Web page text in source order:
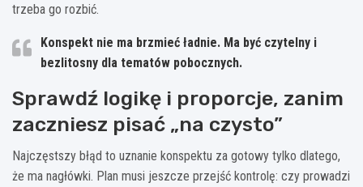
trzeba go rozbić.
Konspekt nie ma brzmieć ładnie. Ma być czytelny i
bezlitosny dla tematów pobocznych.
Sprawdź logikę i proporcje, zanim
zaczniesz pisać „na czysto”
Najczęstszy błąd to uznanie konspektu za gotowy tylko dlatego,
że ma nagłówki. Plan musi jeszcze przejść kontrolę: czy prowadzi